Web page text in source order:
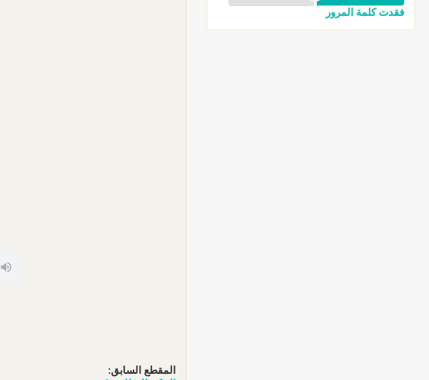
فقدت كلمة المرور
المقطع السابق: